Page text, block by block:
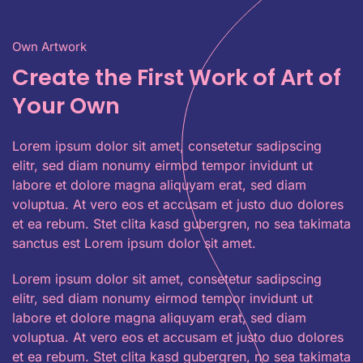
Own Artwork
Create the First Work of Art of
Your Own
Lorem ipsum dolor sit amet, consetetur sadipscing
elitr, sed diam nonumy eirmod tempor invidunt ut
labore et dolore magna aliquyam erat, sed diam
voluptua. At vero eos et accusam et justo duo dolores
et ea rebum. Stet clita kasd gubergren, no sea takimata
sanctus est Lorem ipsum dolor sit amet.
Lorem ipsum dolor sit amet, consetetur sadipscing
elitr, sed diam nonumy eirmod tempor invidunt ut
labore et dolore magna aliquyam erat, sed diam
voluptua. At vero eos et accusam et justo duo dolores
et ea rebum. Stet clita kasd gubergren, no sea takimata